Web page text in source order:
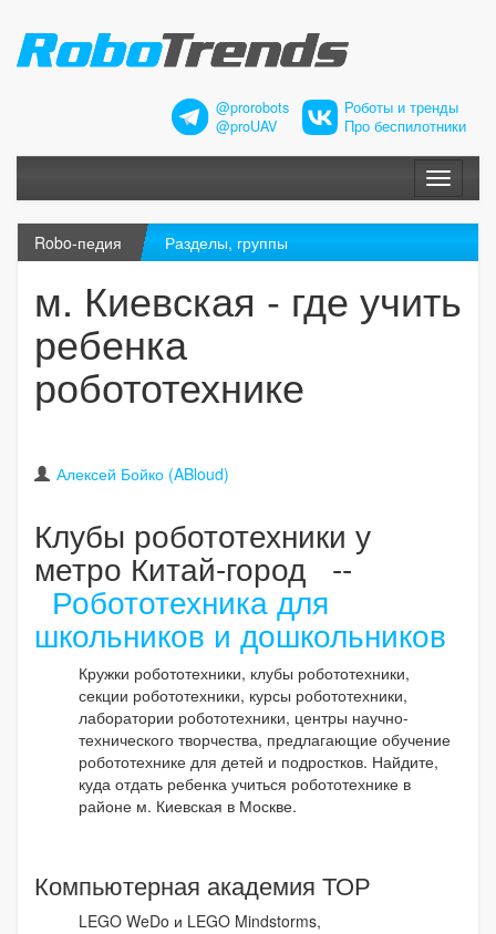
@prorobots
@proUAV
Роботы и тренды
Про беспилотники
Меню
Robo-педия Разделы, группы
м. Киевская - где учить
ребенка
робототехнике
Алексей Бойко (ABloud)
Клубы робототехники у
метро Китай-город --
Робототехника для
школьников и дошкольников
Кружки робототехники, клубы робототехники,
секции робототехники, курсы робототехники,
лаборатории робототехники, центры научно-
технического творчества, предлагающие обучение
робототехнике для детей и подростков. Найдите,
куда отдать ребенка учиться робототехнике в
районе м. Киевская в Москве.
Компьютерная академия ТОР
LEGO WeDo и LEGO Mindstorms,